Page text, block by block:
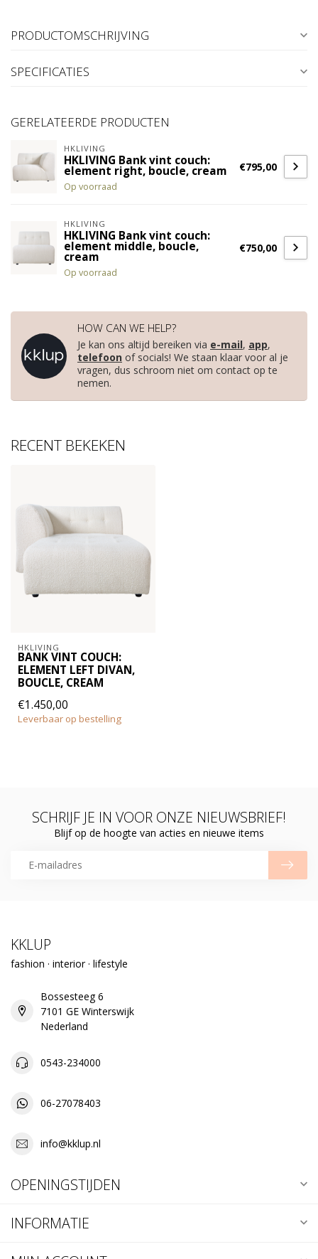
PRODUCTOMSCHRIJVING
SPECIFICATIES
GERELATEERDE PRODUCTEN
HKLIVING
HKLIVING Bank vint couch:
element right, boucle, cream
Op voorraad
€795,00
HKLIVING
HKLIVING Bank vint couch:
element middle, boucle,
cream
Op voorraad
€750,00
HOW CAN WE HELP?
Je kan ons altijd bereiken via e-mail, app,
telefoon of socials! We staan klaar voor al je
vragen, dus schroom niet om contact op te
nemen.
RECENT BEKEKEN
HKLIVING
BANK VINT COUCH:
ELEMENT LEFT DIVAN,
BOUCLE, CREAM
€1.450,00
Leverbaar op bestelling
SCHRIJF JE IN VOOR ONZE NIEUWSBRIEF!
Blijf op de hoogte van acties en nieuwe items
KKLUP
fashion · interior · lifestyle
Bossesteeg 6
7101 GE Winterswijk
Nederland
0543-234000
06-27078403
info@kklup.nl
OPENINGSTIJDEN
INFORMATIE